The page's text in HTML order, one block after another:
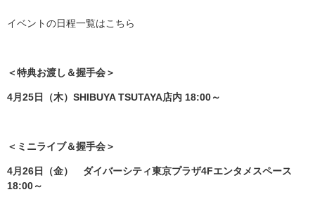
イベントの日程一覧はこちら
＜特典お渡し＆握手会＞
4月25日（木）SHIBUYA TSUTAYA店内 18:00～
＜ミニライブ＆握手会＞
4月26日（金） ダイバーシティ東京プラザ4Fエンタメスペース
18:00～